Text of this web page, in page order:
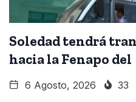
Soledad tendrá
hacia la Fenapo del
6 Agosto, 2026 33